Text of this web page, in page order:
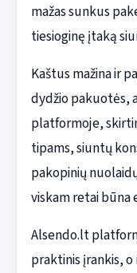
mažas sunkus
tiesioginę įtaką
Kaštus mažina ir
dydžio pakuotės,
platformoje,
tipams, siuntų
pakopinių
viskam retai būna
Alsendo.lt
praktinis įrankis,